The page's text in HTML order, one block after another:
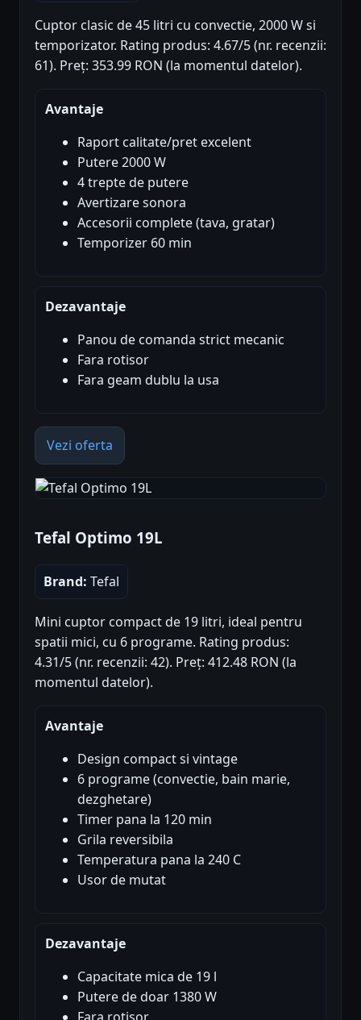
Cuptor clasic de 45 litri cu convectie, 2000 W si
temporizator. Rating produs: 4.67/5 (nr. recenzii:
61). Preț: 353.99 RON (la momentul datelor).
Avantaje
Raport calitate/pret excelent
Putere 2000 W
4 trepte de putere
Avertizare sonora
Accesorii complete (tava, gratar)
Temporizer 60 min
Dezavantaje
Panou de comanda strict mecanic
Fara rotisor
Fara geam dublu la usa
Vezi oferta
Tefal Optimo 19L
Brand: Tefal
Mini cuptor compact de 19 litri, ideal pentru
spatii mici, cu 6 programe. Rating produs:
4.31/5 (nr. recenzii: 42). Preț: 412.48 RON (la
momentul datelor).
Avantaje
Design compact si vintage
6 programe (convectie, bain marie,
dezghetare)
Timer pana la 120 min
Grila reversibila
Temperatura pana la 240 C
Usor de mutat
Dezavantaje
Capacitate mica de 19 l
Putere de doar 1380 W